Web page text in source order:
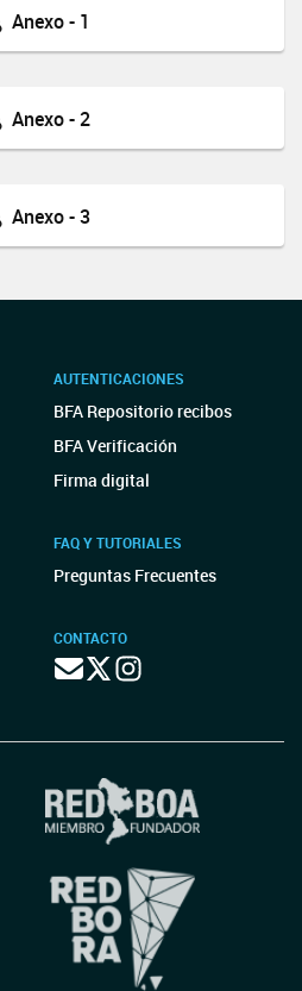
Anexo - 1
Anexo - 2
Anexo - 3
AUTENTICACIONES
BFA Repositorio recibos
BFA Verificación
Firma digital
FAQ Y TUTORIALES
Preguntas Frecuentes
CONTACTO